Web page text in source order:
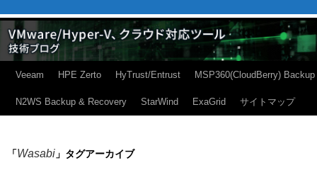
Veeam HPE Zerto HyTrust/Entrust MSP360(CloudBerry) Backup
N2WS Backup & Recovery StarWind ExaGrid サイトマップ
「Wasabi 」タグアーカイブ